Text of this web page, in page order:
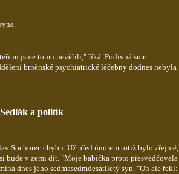
jsme tomu nevěřili," říká. Podivná smrt
brněnské psychiatrické léčebny dodnes nebyla
Sedlák a politik
Sochorec chybu. Už před únorem totiž bylo zřejmé,
bude v zemi dít. "Moje babička proto přesvědčovala
dnes jeho sedmasedmdesátiletý syn. "On ale řekl: